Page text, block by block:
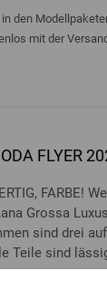
den
mit der
FLYER
FARBE!
Grossa
sind drei
Teile sind